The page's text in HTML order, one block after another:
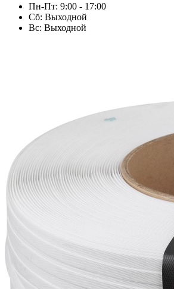
Пн-Пт: 9:00 - 17:00
Сб: Выходной
Вс: Выходной